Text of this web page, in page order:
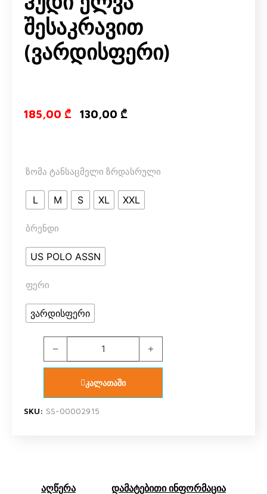
Შესაკრავით
(ვარდისფერი)
185,00 ₾ Original price
130,00 ₾Current
ზომა ტანსაცმელი ზრდასრული
L M S XL XXL
ბრენდი
US POLO ASSN
ფერი
ვარდისფერი
U.S. Polo Assn. 16599 ქურთუკი ჰუდი ელვა
კალათაში
SKU: SS-00002915
აღწერა დამატებითი ინფორმაცია